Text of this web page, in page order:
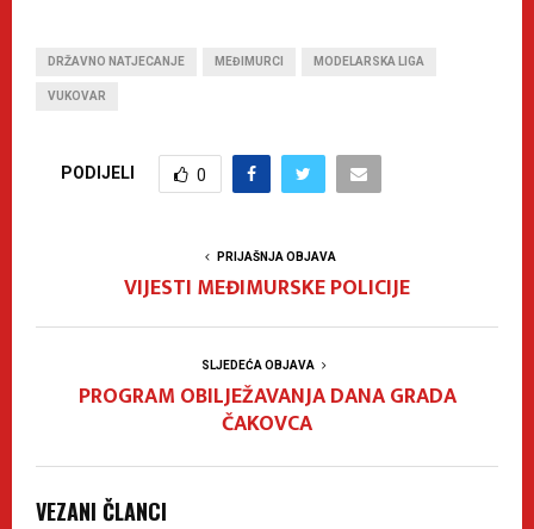
DRŽAVNO NATJECANJE MEĐIMURCI MODELARSKA LIGA
VUKOVAR
PODIJELI 0
PRIJAŠNJA OBJAVA
VIJESTI MEĐIMURSKE POLICIJE
SLJEDEĆA OBJAVA
PROGRAM OBILJEŽAVANJA DANA GRADA
ČAKOVCA
VEZANI ČLANCI